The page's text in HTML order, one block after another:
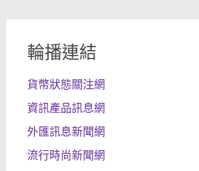
輪播連結
貨幣狀態關注網
資訊產品訊息網
外匯訊息新聞網
流行時尚新聞網